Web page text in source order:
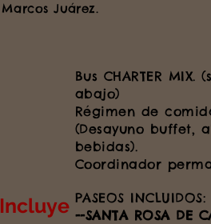
Marcos Juárez.
Incluye
Bus CHARTER
abajo)
Régimen de
(Desayuno buffet,
bebidas).
Coordinador
PASEOS INCLUIDOS:
--SANTA ROSA DE